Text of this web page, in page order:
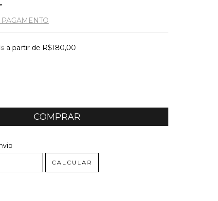
a partir de R$180,00
CALCULAR